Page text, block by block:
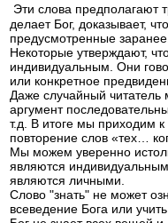
Эти слова предполагают
делает Бог, доказывает,
предусмотренные
Некоторые утверждают,
индивидуальным. Они
или конкретное
Даже случайный читатель
аргумент
т.д. В итоге мы приходим
повторение слов «тех…
Мы можем уверенно
являются
являются личными.
Слово "знать" не может
всеведение Бога или